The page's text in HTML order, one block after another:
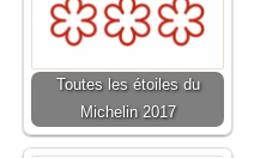
Toutes les étoiles du
Michelin 2017